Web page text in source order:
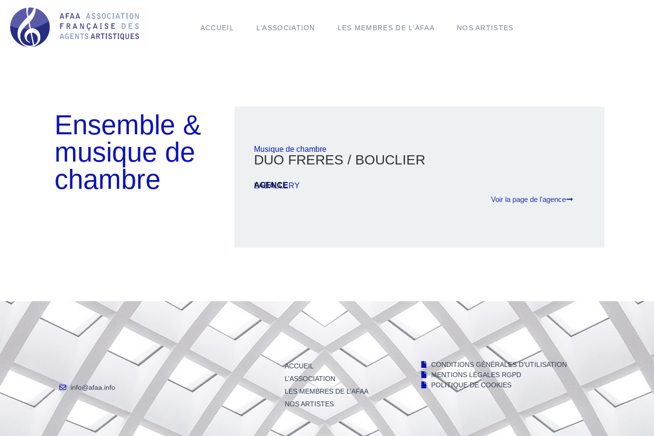
ACCUEIL L’ASSOCIATION LES MEMBRES DE L’AFAA NOS ARTISTES
Ensemble &
musique de
chambre
Musique de chambre
DUO FRERES / BOUCLIER
AGENCE
LABALLERY
Voir la page de l'agence
info@afaa.info
ACCUEIL
L’ASSOCIATION
LES MEMBRES DE L’AFAA
NOS ARTISTES
CONDITIONS GÉNÉRALES D'UTILISATION
MENTIONS LÉGALES RGPD
POLITIQUE DE COOKIES